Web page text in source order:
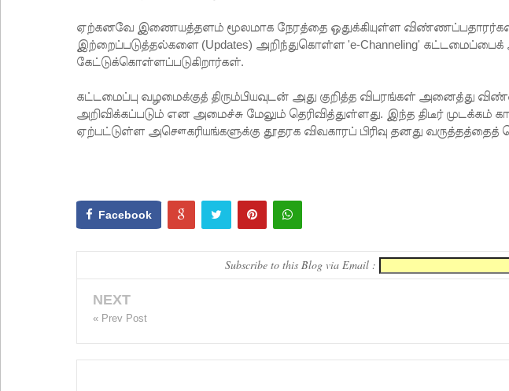
ஏற்கனவே இணையத்தளம் மூலமாக நேரத்தை ஒதுக்கியுள்ள விண்ணப்பதாரர்கள்,
இற்றைப்படுத்தல்களை (Updates) அறிந்துகொள்ள 'e-Channeling' கட்டமைப்பைக்
கேட்டுக்கொள்ளப்படுகிறார்கள்.
கட்டமைப்பு வழமைக்குத் திரும்பியவுடன் அது குறித்த விபரங்கள் அனைத்து
அறிவிக்கப்படும் என அமைச்சு மேலும் தெரிவித்துள்ளது. இந்த திடீர் முடக்கம்
ஏற்பட்டுள்ள அசௌகரியங்களுக்கு தூதரக விவகாரப் பிரிவு தனது வருத்தத்தைத்
Facebook
Subscribe to this Blog via Email :
NEXT
« Prev Post